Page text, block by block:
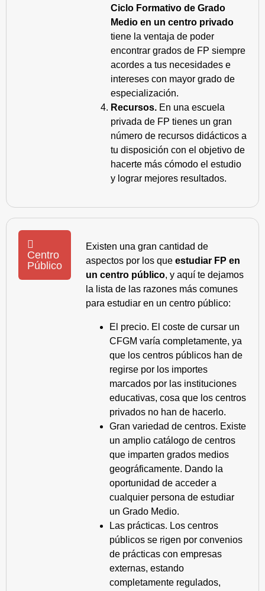
Ciclo Formativo de Grado
Medio en un centro privado
tiene la ventaja de poder
encontrar grados de FP siempre
acordes a tus necesidades e
intereses con mayor grado de
especialización.
Recursos. En una escuela
privada de FP tienes un gran
número de recursos didácticos a
tu disposición con el objetivo de
hacerte más cómodo el estudio
y lograr mejores resultados.
Centro
Público
Existen una gran cantidad de
aspectos por los que estudiar FP en
un centro público, y aquí te dejamos
la lista de las razones más comunes
para estudiar en un centro público:
El precio. El coste de cursar un
CFGM varía completamente, ya
que los centros públicos han de
regirse por los importes
marcados por las instituciones
educativas, cosa que los centros
privados no han de hacerlo.
Gran variedad de centros. Existe
un amplio catálogo de centros
que imparten grados medios
geográficamente. Dando la
oportunidad de acceder a
cualquier persona de estudiar
un Grado Medio.
Las prácticas. Los centros
públicos se rigen por convenios
de prácticas con empresas
externas, estando
completamente regulados,